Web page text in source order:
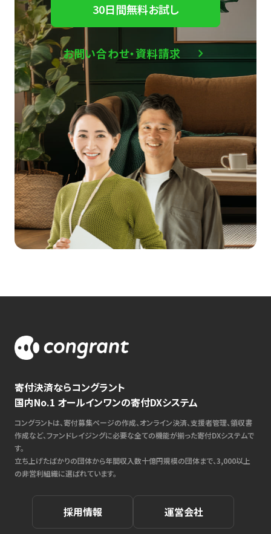
30日間無料お試し
お問い合わせ・資料請求
寄付決済ならコングラント
国内No.1 オールインワンの寄付DXシステム
コングラントは、寄付募集ページの作成、オンライン決済、支援者管理、領収書
作成など、ファンドレイジングに必要な全ての機能が揃った寄付DXシステムで
す。
立ち上げたばかりの団体から年間収入数十億円規模の団体まで、3,000以上
の非営利組織に選ばれています。
採用情報 運営会社